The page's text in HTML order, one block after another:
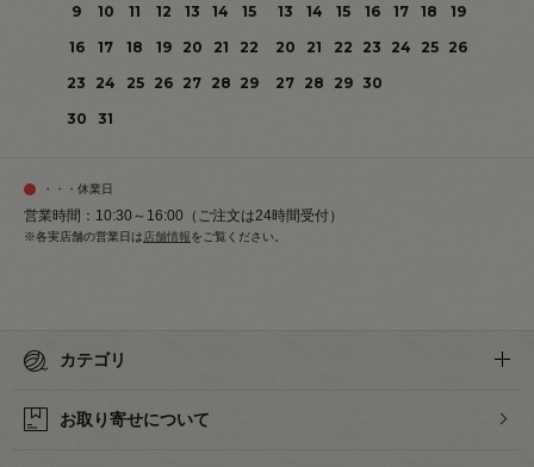
9
10 11 12 13 14
15
16
17 18 19 20 21
22
23
24 25 26 27 28 29
30
31
13
14 15 16 17 18
19
20
21 22 23 24 25
26
27 28 29 30
・・・休業日
営業時間：10:30～16:00（ご注文は24時間受付）
※各実店舗の営業日は 店舗情報をご覧ください。
カテゴリ
お取り寄せについて